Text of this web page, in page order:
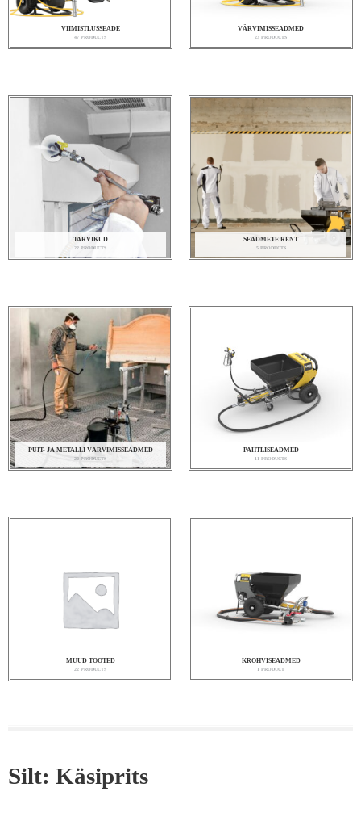
VIIMISTLUSSEADE
47 PRODUCTS
VÄRVIMISSEADMED
23 PRODUCTS
TARVIKUD
22 PRODUCTS
SEADMETE RENT
5 PRODUCTS
PUIT- JA METALLI VÄRVIMISSEADMED
22 PRODUCTS
PAHTLISEADMED
11 PRODUCTS
MUUD TOOTED
22 PRODUCTS
KROHVISEADMED
1 PRODUCT
Silt: Käsiprits